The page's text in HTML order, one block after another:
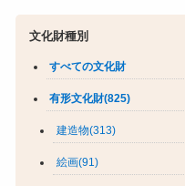
文化財種別
すべての文化財
有形文化財(825)
建造物(313)
絵画(91)